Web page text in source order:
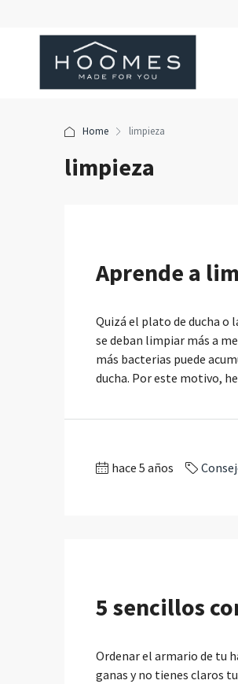
Home limpieza
limpieza
Aprende a
Quizá el plato de ducha o
se deban limpiar más a
más bacterias puede
ducha. Por este motivo,
hace 5 años
5 sencillos
Ordenar el armario de tu
ganas y no tienes claros